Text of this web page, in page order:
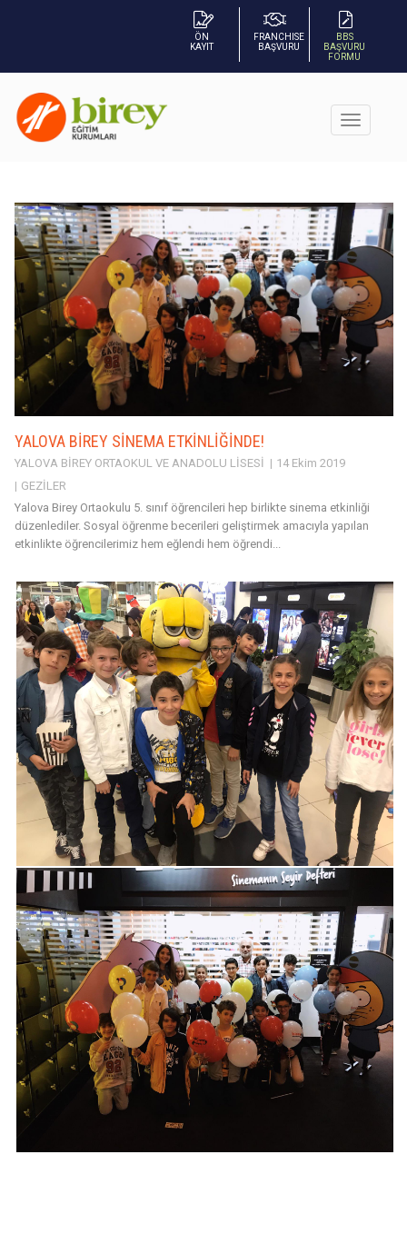
BBS
BAŞVURU
FORMU
FRANCHISE
BAŞVURU
ÖN
KAYIT
YALOVA BİREY SİNEMA ETKİNLİĞİNDE!
YALOVA BİREY ORTAOKUL VE ANADOLU LİSESİ
14 Ekim 2019
GEZİLER
Yalova Birey Ortaokulu 5. sınıf öğrencileri hep birlikte sinema etkinliği
düzenlediler. Sosyal öğrenme becerileri geliştirmek amacıyla yapılan
etkinlikte öğrencilerimiz hem eğlendi hem öğrendi...